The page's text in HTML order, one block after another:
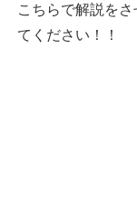
こちらで解説を
てください！！